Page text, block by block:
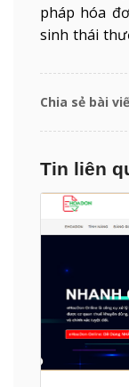
pháp hóa
sinh thái
Chia sẻ bài
Tin liên